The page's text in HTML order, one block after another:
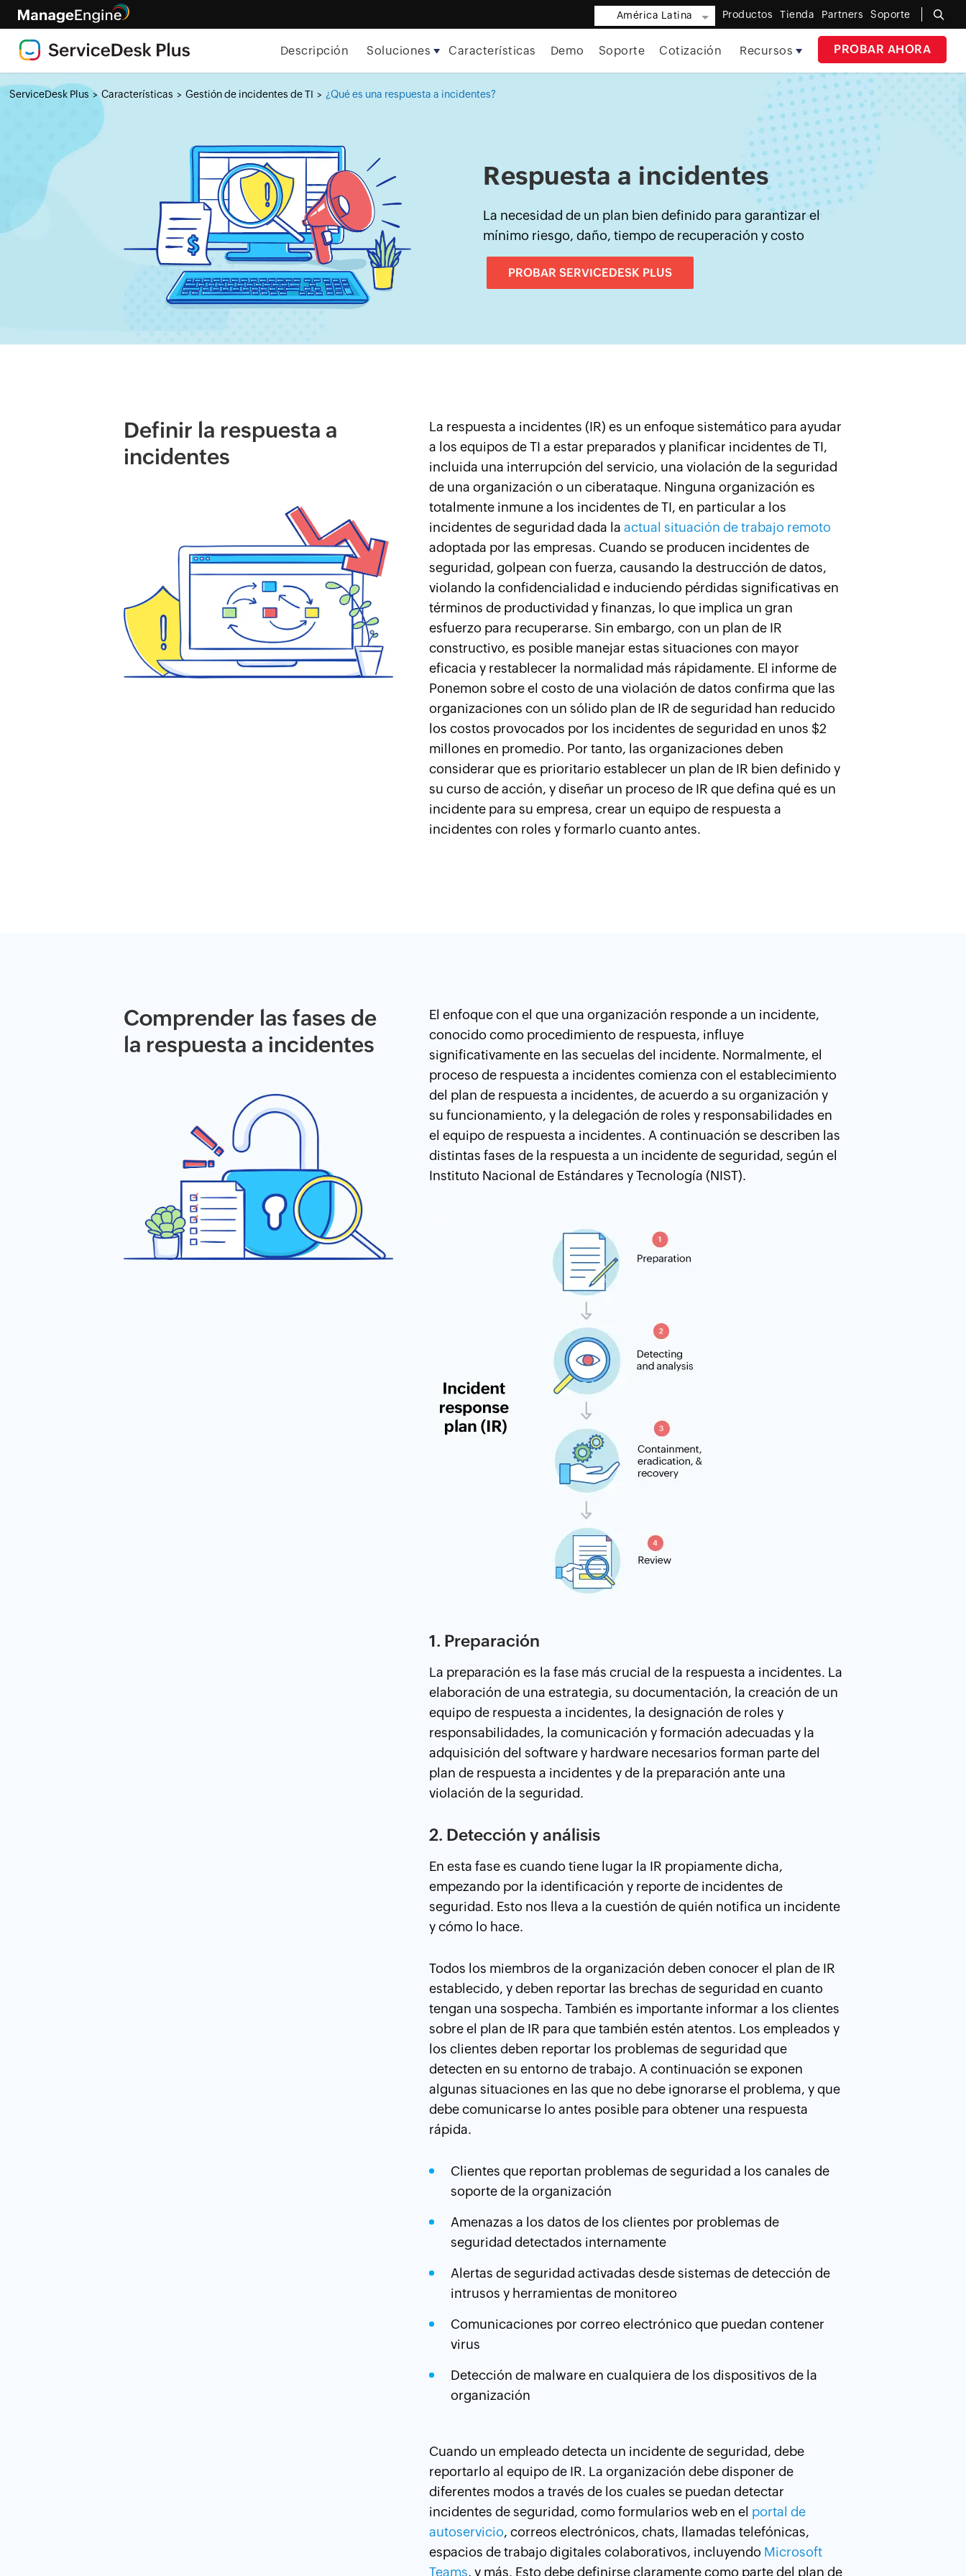
América Latina Productos Tienda Partners Soporte
PROBAR AHORA
Descripción Soluciones Características Demo Soporte Cotización Recursos
ServiceDesk Plus > Características > Gestión de incidentes de TI > ¿Qué es una respuesta a incidentes?
Respuesta a incidentes
La necesidad de un plan bien definido para garantizar el
mínimo riesgo, daño, tiempo de recuperación y costo
PROBAR SERVICEDESK PLUS
Definir la respuesta a
incidentes
La respuesta a incidentes (IR) es un enfoque sistemático para ayudar
a los equipos de TI a estar preparados y planificar incidentes de TI,
incluida una interrupción del servicio, una violación de la seguridad
de una organización o un ciberataque. Ninguna organización es
totalmente inmune a los incidentes de TI, en particular a los
incidentes de seguridad dada la actual situación de trabajo remoto
adoptada por las empresas. Cuando se producen incidentes de
seguridad, golpean con fuerza, causando la destrucción de datos,
violando la confidencialidad e induciendo pérdidas significativas en
términos de productividad y finanzas, lo que implica un gran
esfuerzo para recuperarse. Sin embargo, con un plan de IR
constructivo, es posible manejar estas situaciones con mayor
eficacia y restablecer la normalidad más rápidamente. El informe de
Ponemon sobre el costo de una violación de datos confirma que las
organizaciones con un sólido plan de IR de seguridad han reducido
los costos provocados por los incidentes de seguridad en unos $2
millones en promedio. Por tanto, las organizaciones deben
considerar que es prioritario establecer un plan de IR bien definido y
su curso de acción, y diseñar un proceso de IR que defina qué es un
incidente para su empresa, crear un equipo de respuesta a
incidentes con roles y formarlo cuanto antes.
Comprender las fases de
la respuesta a incidentes
El enfoque con el que una organización responde a un incidente,
conocido como procedimiento de respuesta, influye
significativamente en las secuelas del incidente. Normalmente, el
proceso de respuesta a incidentes comienza con el establecimiento
del plan de respuesta a incidentes, de acuerdo a su organización y
su funcionamiento, y la delegación de roles y responsabilidades en
el equipo de respuesta a incidentes. A continuación se describen las
distintas fases de la respuesta a un incidente de seguridad, según el
Instituto Nacional de Estándares y Tecnología (NIST).
1. Preparación
La preparación es la fase más crucial de la respuesta a incidentes. La
elaboración de una estrategia, su documentación, la creación de un
equipo de respuesta a incidentes, la designación de roles y
responsabilidades, la comunicación y formación adecuadas y la
adquisición del software y hardware necesarios forman parte del
plan de respuesta a incidentes y de la preparación ante una
violación de la seguridad.
2. Detección y análisis
En esta fase es cuando tiene lugar la IR propiamente dicha,
empezando por la identificación y reporte de incidentes de
seguridad. Esto nos lleva a la cuestión de quién notifica un incidente
y cómo lo hace.
Todos los miembros de la organización deben conocer el plan de IR
establecido, y deben reportar las brechas de seguridad en cuanto
tengan una sospecha. También es importante informar a los clientes
sobre el plan de IR para que también estén atentos. Los empleados y
los clientes deben reportar los problemas de seguridad que
detecten en su entorno de trabajo. A continuación se exponen
algunas situaciones en las que no debe ignorarse el problema, y que
debe comunicarse lo antes posible para obtener una respuesta
rápida.
Clientes que reportan problemas de seguridad a los canales de
soporte de la organización
Amenazas a los datos de los clientes por problemas de
seguridad detectados internamente
Alertas de seguridad activadas desde sistemas de detección de
intrusos y herramientas de monitoreo
Comunicaciones por correo electrónico que puedan contener
virus
Detección de malware en cualquiera de los dispositivos de la
organización
Cuando un empleado detecta un incidente de seguridad, debe
reportarlo al equipo de IR. La organización debe disponer de
diferentes modos a través de los cuales se puedan detectar
incidentes de seguridad, como formularios web en el portal de
autoservicio, correos electrónicos, chats, llamadas telefónicas,
espacios de trabajo digitales colaborativos, incluyendo Microsoft
Teams, y más. Esto debe definirse claramente como parte del plan de